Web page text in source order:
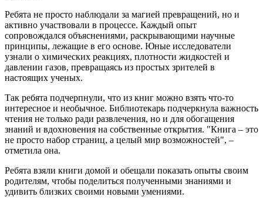
Ребята не просто наблюдали за магией превращений, но и
активно участвовали в процессе. Каждый опыт
сопровождался объяснениями, раскрывающими научные
принципы, лежащие в его основе. Юные исследователи
узнали о химических реакциях, плотности жидкостей и
давлении газов, превращаясь из простых зрителей в
настоящих ученых.
Так ребята подчерпнули, что из книг можно взять что-то
интересное и необычное. Библиотекарь подчеркнула важность
чтения не только ради развлечения, но и для обогащения
знаний и вдохновения на собственные открытия. "Книга – это
не просто набор страниц, а целый мир возможностей", –
отметила она.
Ребята взяли книги домой и обещали показать опыты своим
родителям, чтобы поделиться полученными знаниями и
удивить близких своими новыми умениями.